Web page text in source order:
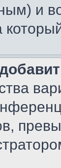
и